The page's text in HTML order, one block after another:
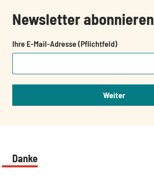
Newsletter abonnieren
Ihre E-Mail-Adresse (Pflichtfeld)
Weiter
Danke